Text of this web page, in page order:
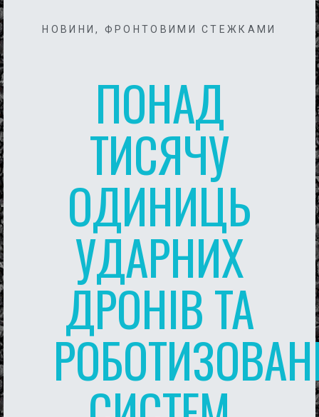
НОВИНИ, ФРОНТОВИМИ СТЕЖКАМИ
ПОНАД
ТИСЯЧУ
ОДИНИЦЬ
УДАРНИХ
ДРОНІВ ТА